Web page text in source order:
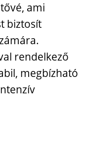
ami
biztosít
rendelkező
megbízható